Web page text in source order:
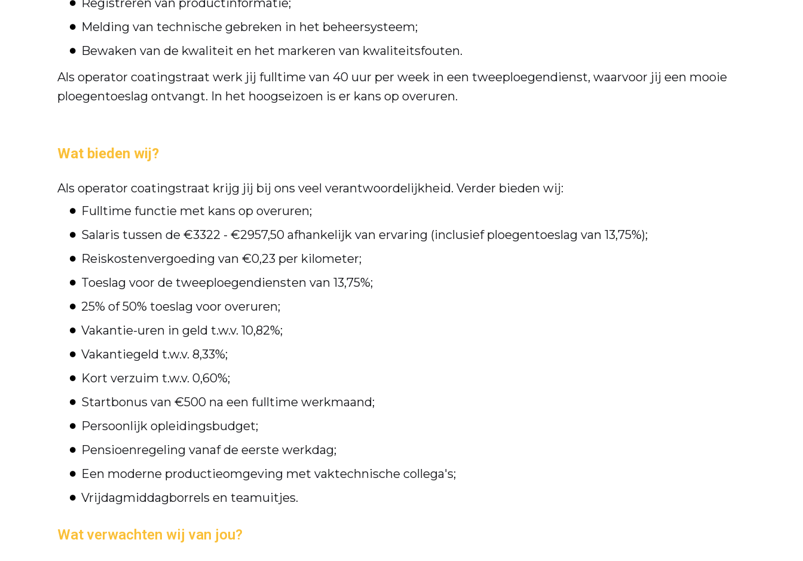
Melding van technische gebreken in het beheersysteem;
Bewaken van de kwaliteit en het markeren van kwaliteitsfouten.
Als operator coatingstraat werk jij fulltime van 40 uur per week in een tweeploegendienst, waarvoor jij een mooie
ploegentoeslag ontvangt. In het hoogseizoen is er kans op overuren.
Wat bieden wij?
Als operator coatingstraat krijg jij bij ons veel verantwoordelijkheid. Verder bieden wij:
Fulltime functie met kans op overuren;
Salaris tussen de €3322 - €2957,50 afhankelijk van ervaring (inclusief ploegentoeslag van 13,75%);
Reiskostenvergoeding van €0,23 per kilometer;
Toeslag voor de tweeploegendiensten van 13,75%;
25% of 50% toeslag voor overuren;
Vakantie-uren in geld t.w.v. 10,82%;
Vakantiegeld t.w.v. 8,33%;
Kort verzuim t.w.v. 0,60%;
Startbonus van €500 na een fulltime werkmaand;
Persoonlijk opleidingsbudget;
Pensioenregeling vanaf de eerste werkdag;
Een moderne productieomgeving met vaktechnische collega's;
Vrijdagmiddagborrels en teamuitjes.
Wat verwachten wij van jou?